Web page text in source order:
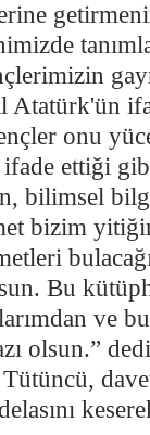
Atatürk'ün
onu
ettiği
bilimsel
bizim
Bu
ve
olsun.”
Tütüncü,